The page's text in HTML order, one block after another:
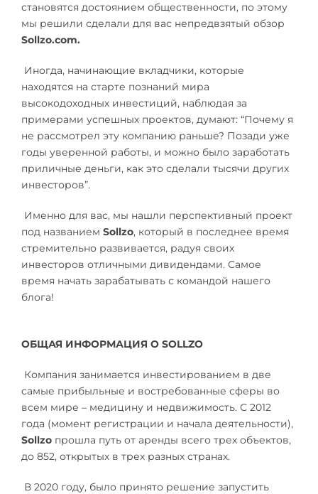
становятся достоянием общественности, по этому
мы решили сделали для вас непредвзятый обзор
Sollzo.com.
Иногда, начинающие вкладчики, которые
находятся на старте познаний мира
высокодоходных инвестиций, наблюдая за
примерами успешных проектов, думают: “Почему я
не рассмотрел эту компанию раньше? Позади уже
годы уверенной работы, и можно было заработать
приличные деньги, как это сделали тысячи других
инвесторов”.
Именно для вас, мы нашли перспективный проект
под названием Sollzo, который в последнее время
стремительно развивается, радуя своих
инвесторов отличными дивидендами. Самое
время начать зарабатывать с командой нашего
блога!
ОБЩАЯ ИНФОРМАЦИЯ О SOLLZO
Компания занимается инвестированием в две
самые прибыльные и востребованные сферы во
всем мире – медицину и недвижимость. С 2012
года (момент регистрации и начала деятельности),
Sollzo прошла путь от аренды всего трех объектов,
до 852, открытых в трех разных странах.
В 2020 году, было принято решение запустить